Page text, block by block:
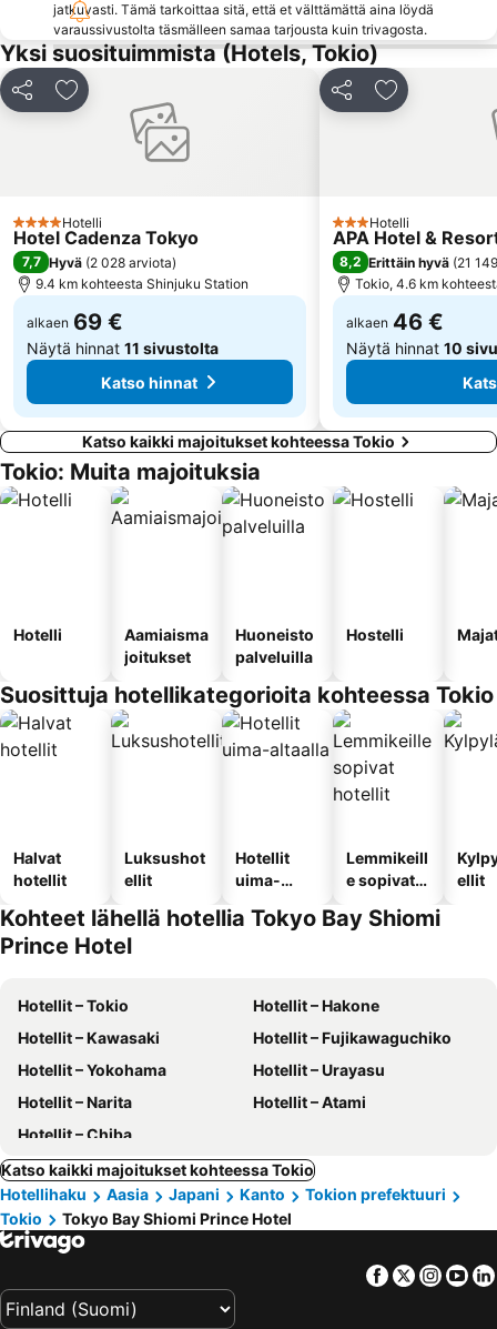
Akihabara Metro Station
Kamata Station
Hamamatsucho station
Chiyoda
Haneda Airport Terminal 1 Station
Shinbashi Station
Tokyo Disney Resort
Okachimachi Station
Shinjuku Sanchōme Metro Station
Odaiba
Akabane Station
jatkuvasti. Tämä tarkoittaa sitä, että et välttämättä aina löydä
varaussivustolta täsmälleen samaa tarjousta kuin trivagosta.
Yksi suosituimmista (Hotels, Tokio)
Jaa Lisää suosikkeihin
4 Tähtiluokitus
Hotelli
Hotel Cadenza Tokyo
7,7 Hyvä (2 028 arviota)
9.4 km kohteesta Shinjuku Station
alkaen 69 €
Näytä hinnat 11 sivustolta
Katso hinnat
Jaa Lisää
3 Tähtiluokitus
Hotelli
APA Hotel &
8,2 Erittäin hyvä (21
Tokio, 4.6 km
alkaen 46 €
Näytä hinnat 10
Katso kaikki majoitukset kohteessa Tokio
Tokio: Muita majoituksia
Hotelli
Aamiaisma
joitukset
Huoneisto
palveluilla
Hostelli
Suosittuja hotellikategorioita kohteessa Tokio
Halvat
hotellit
Luksushot
ellit
Hotellit
uima-
Lemmikeill
e sopivat
ellit
Kohteet lähellä hotellia Tokyo Bay Shiomi
Prince Hotel
Hotellit – Tokio
Hotellit – Hakone
Hotellit – Kawasaki
Hotellit – Fujikawaguchiko
Hotellit – Yokohama
Hotellit – Urayasu
Hotellit – Narita
Hotellit – Atami
Hotellit – Chiba
Katso kaikki majoitukset kohteessa Tokio
Hotellihaku
Aasia Japani Kanto
Tokion prefektuuri
Tokio
Tokyo Bay Shiomi Prince Hotel
Facebook
Twitter